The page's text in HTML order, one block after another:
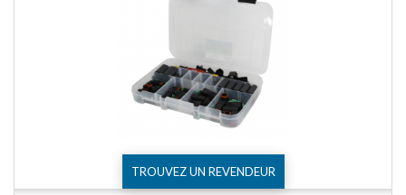
TROUVEZ UN REVENDEUR